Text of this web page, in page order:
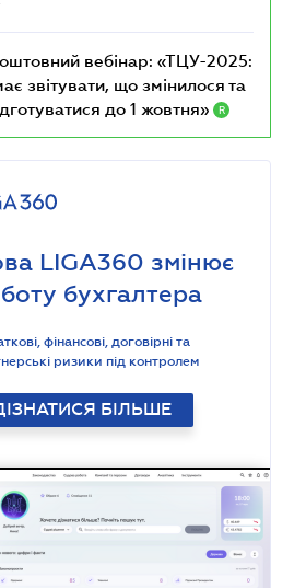
вебінар: «ТЦУ-2025:
звітувати, що змінилося та
до 1 жовтня»
R
LIGA360 змінює
бухгалтера
фінансові, договірні та
ризики під контролем
БІЛЬШЕ